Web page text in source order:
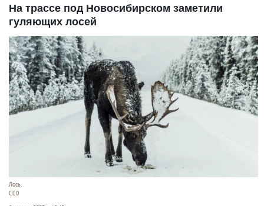
На трассе под Новосибирском заметили
гуляющих лосей
Лось.
СС0